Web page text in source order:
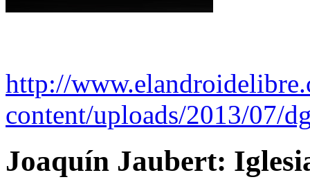
http://
content/uploads/2013/07/
Joaquín Jaubert: